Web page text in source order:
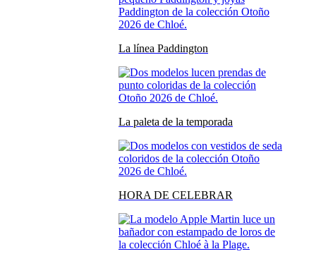
La línea Paddington
La paleta de la temporada
HORA DE CELEBRAR